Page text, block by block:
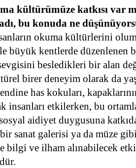
kültürümüze katkısı var
bu konuda ne
okuma kültürlerini
büyük kentlerde düzenlenen
besledikleri bir alan
birer deneyim olarak da
has kokuları,
insanları etkilerken, bu
aidiyet duygusuna
bir sanat galerisi ya da müze
bilgi ve ilham alınabilecek